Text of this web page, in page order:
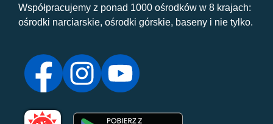
Współpracujemy z ponad 1000 ośrodków w 8 krajach:
ośrodki narciarskie, ośrodki górskie, baseny i nie tylko.